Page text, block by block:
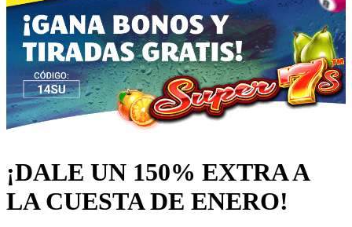
¡DALE UN 150% EXTRA A
LA CUESTA DE ENERO!